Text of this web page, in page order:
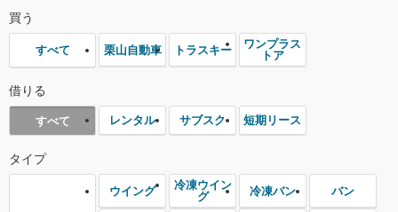
買う
すべて 栗山自動車 トラスキー
ワンプラス
トア
借りる
すべて レンタル サブスク 短期リース
タイプ
ウイング
冷凍ウイン
グ
冷凍バン バン